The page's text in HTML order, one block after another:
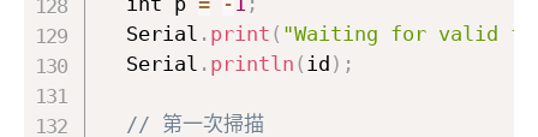
  Serial
. print ( "Waiting for valid
  Serial
. println ( id ) ;
// 第一次掃描